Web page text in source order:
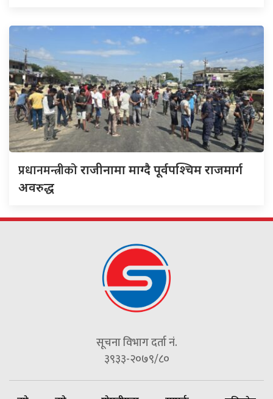
प्रधानमन्त्रीकोराजीनामा माग्दै पूर्वपश्चिम राजमार्ग
अवरुद्ध
सूचना विभाग दर्ता नं.
३९३३-२०७९/८०